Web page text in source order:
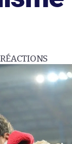
RÉACTIONS